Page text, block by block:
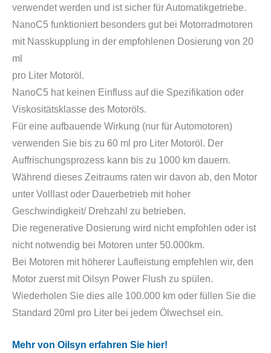
verwendet werden und ist sicher für Automatikgetriebe.
NanoC5 funktioniert besonders gut bei Motorradmotoren
mit Nasskupplung in der empfohlenen Dosierung von 20
ml
pro Liter Motoröl.
NanoC5 hat keinen Einfluss auf die Spezifikation oder
Viskositätsklasse des Motoröls.
Für eine aufbauende Wirkung (nur für Automotoren)
verwenden Sie bis zu 60 ml pro Liter Motoröl. Der
Auffrischungsprozess kann bis zu 1000 km dauern.
Während dieses Zeitraums raten wir davon ab, den Motor
unter Volllast oder Dauerbetrieb mit hoher
Geschwindigkeit/ Drehzahl zu betrieben.
Die regenerative Dosierung wird nicht empfohlen oder ist
nicht notwendig bei Motoren unter 50.000km.
Bei Motoren mit höherer Laufleistung empfehlen wir, den
Motor zuerst mit Oilsyn Power Flush zu spülen.
Wiederholen Sie dies alle 100.000 km oder füllen Sie die
Standard 20ml pro Liter bei jedem Ölwechsel ein.
Mehr von Oilsyn erfahren Sie hier!